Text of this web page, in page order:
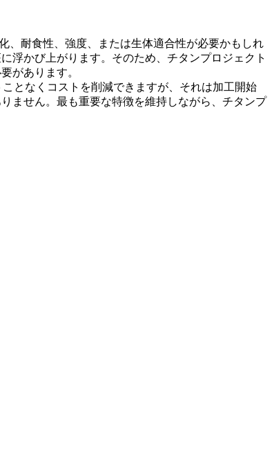
、耐食性、強度、または生体適合性が必要かもしれ
浮かび上がります。そのため、チタンプロジェクト
があります。
となくコストを削減できますが、それは加工開始
ません。最も重要な特徴を維持しながら、チタンプ